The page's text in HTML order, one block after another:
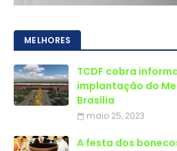
MELHORES
TCDF cobra
implantação do
Brasília
maio 25, 2023
A festa dos